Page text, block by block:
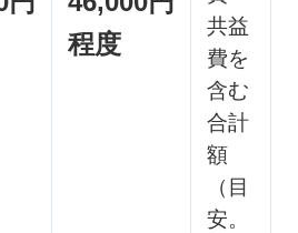
程度
共益
費を
含む
合計
額
（目
安。